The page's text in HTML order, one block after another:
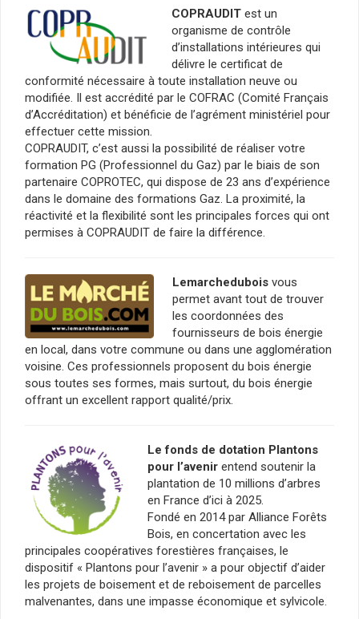
COPRAUDITest un
organisme de contrôle
d’installations intérieures qui
délivre le certificat de
conformité nécessaire à toute installation neuve ou
modifiée. Il est accrédité par le COFRAC (Comité Français
d’Accréditation) et bénéficie de l’agrément ministériel pour
effectuer cette mission.
COPRAUDIT, c’est aussi la possibilité de réaliser votre
formation PG (Professionnel du Gaz) par le biais de son
partenaire COPROTEC, qui dispose de 23 ans d’expérience
dans le domaine des formations Gaz. La proximité, la
réactivité et la flexibilité sont les principales forces qui ont
permises à COPRAUDIT de faire la différence.
Lemarcheduboisvous
permet avant tout de trouver
les coordonnées des
fournisseurs de bois énergie
en local, dans votre commune ou dans une agglomération
voisine. Ces professionnels proposent du bois énergie
sous toutes ses formes, mais surtout, du bois énergie
offrant un excellent rapport qualité/prix.
Le fonds de dotation Plantons
pour l’avenirentend soutenir la
plantation de 10 millions d’arbres
en France d’ici à 2025.
Fondé en 2014 par Alliance Forêts
Bois, en concertation avec les
principales coopératives forestières françaises, le
dispositif « Plantons pour l’avenir » a pour objectif d’aider
les projets de boisement et de reboisement de parcelles
malvenantes, dans une impasse économique et sylvicole.